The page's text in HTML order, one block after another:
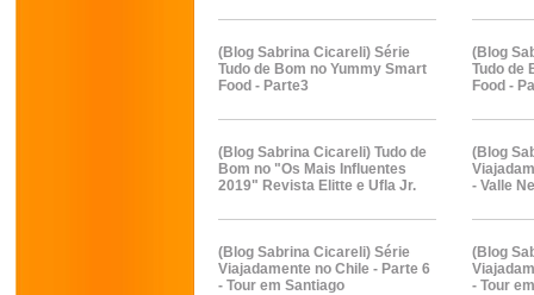
(Blog Sabrina Cicareli) Série
Tudo de Bom no Yummy Smart
Food - Parte3
(Blog
Tudo de
Food -
(Blog Sabrina Cicareli) Tudo de
Bom no "Os Mais Influentes
2019" Revista Elitte e Ufla Jr.
(Blog
- Valle
(Blog Sabrina Cicareli) Série
Viajadamente no Chile - Parte 6
- Tour em Santiago
(Blog
- Tour